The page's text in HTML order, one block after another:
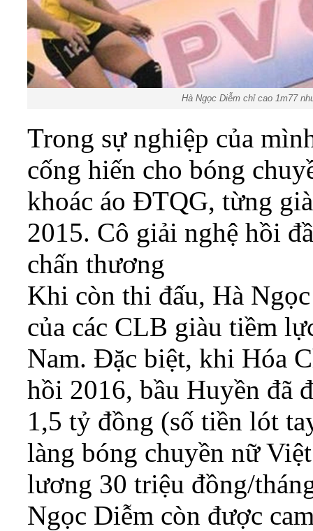
Hà Ngọc Diễm chỉ cao 1m77
Trong sự nghiệp của
cống hiến cho bóng
khoác áo ĐTQG, từng
2015. Cô giải nghệ hồi
chấn thương
Khi còn thi đấu, Hà
của các CLB giàu tiềm
Nam. Đặc biệt, khi Hóa
hồi 2016, bầu Huyền đã
1,5 tỷ đồng (số tiền lót
làng bóng chuyền nữ
lương 30 triệu đồng/
Ngọc Diễm còn được